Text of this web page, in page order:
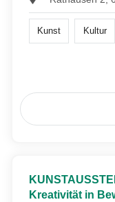
Kunst Kultur
Kreativität in